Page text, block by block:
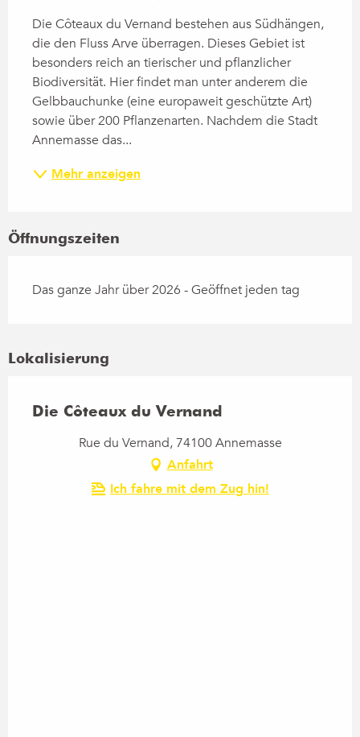
Die Côteaux du Vernand bestehen aus Südhängen,
die den Fluss Arve überragen. Dieses Gebiet ist
besonders reich an tierischer und pflanzlicher
Biodiversität. Hier findet man unter anderem die
Gelbbauchunke (eine europaweit geschützte Art)
sowie über 200 Pflanzenarten. Nachdem die Stadt
Annemasse das...
Mehr anzeigen
Öffnungszeiten
Das ganze Jahr über 2026 - Geöffnet jeden tag
Lokalisierung
Die Côteaux du Vernand
Rue du Vernand, 74100 Annemasse
Anfahrt
Ich fahre mit dem Zug hin!